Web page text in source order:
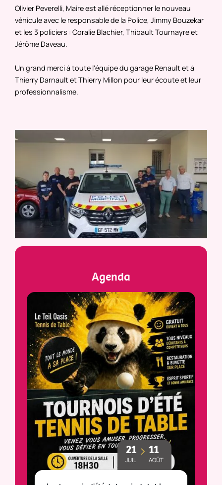
Olivier Peverelli, Maire est allé réceptionner le nouveau
véhicule avec le responsable de la Police, Jimmy Bouzekar
et les 3 policiers : Coralie Blachier, Thibault Tournayre et
Jérôme Daveau.
Un grand merci à toute l'équipe du garage Renault et à
Thierry Darnault et Thierry Millon pour leur écoute et leur
professionnalisme.
Agenda
21
JUIL
11
AOÛT